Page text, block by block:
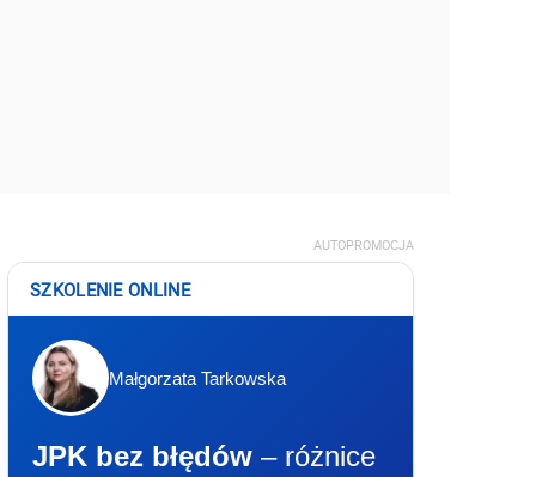
AUTOPROMOCJA
SZKOLENIE ONLINE
Małgorzata Tarkowska
JPK bez błędów – różnice